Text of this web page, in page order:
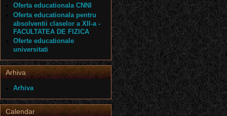
Oferta educationala CNNI
Oferta educationala pentru
absolventii claselor a XII-a -
FACULTATEA DE FIZICA
Oferte educationale
universitati
Arhiva
Arhiva
Calendar